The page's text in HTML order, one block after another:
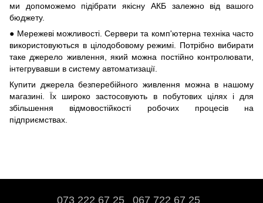
ми допоможемо підібрати якісну АКБ залежно від вашого
бюджету.
● Мережеві можливості. Сервери та комп'ютерна техніка часто
використовуються в цілодобовому режимі. Потрібно вибирати
таке джерело живлення, який можна постійно контролювати,
інтегрувавши в систему автоматизації.
Купити джерела безперебійного живлення можна в нашому
магазині. Їх широко застосовують в побутових цілях і для
збільшення відмовостійкості робочих процесів на
підприємствах.
073 222 67 25 067 722 67 25